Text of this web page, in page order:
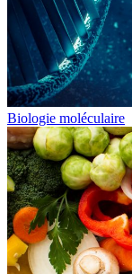
Biologie moléculaire